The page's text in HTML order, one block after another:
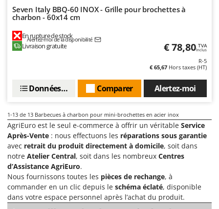
Reber
Resto Italia
Ribimex
Robomow
Rossofuoco
Rover Pompe
Royal Food
Ryobi
S
S.T.P.
Seven Italy BBQ-60 INOX - Grille pour brochettes à
charbon - 60x14 cm
En rupture de stock
Alertez-moi de la disponibilité
Livraison gratuite € 78,80 TVA
Inclus
R-5
€ 65,67 Hors taxes (HT)
Alertez-moi
Comparer
Données techniques
1-13 de 13 Barbecues à charbon pour mini-brochettes en acier inox
AgriEuro est le seul e-commerce à offrir un véritable Service
Après-Vente : nous effectuons les réparations sous garantie
avec retrait du produit directement à domicile, soit dans
notre Atelier Central, soit dans les nombreux Centres
d’Assistance AgriEuro.
Nous fournissons toutes les pièces de rechange, à
commander en un clic depuis le schéma éclaté, disponible
dans votre espace personnel après l’achat du produit.